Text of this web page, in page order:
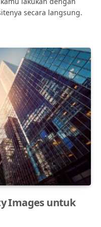
secara langsung.
Images untuk